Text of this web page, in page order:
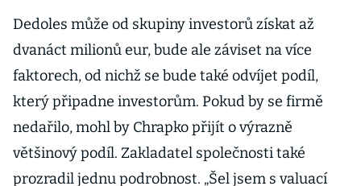
Dedoles může od skupiny investorů získat až
dvanáct milionů eur, bude ale záviset na více
faktorech, od nichž se bude také odvíjet podíl,
který připadne investorům. Pokud by se firmě
nedařilo, mohl by Chrapko přijít o výrazně
většinový podíl. Zakladatel společnosti také
prozradil jednu podrobnost. „Šel jsem s valuací